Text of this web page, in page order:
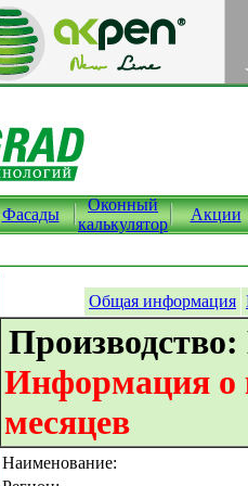
Фасады
Оконный
калькулятор
Акции
Общая информация
Информация о
месяцев
Наименование: